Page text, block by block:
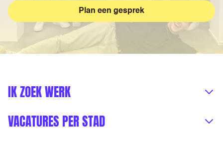
Plan een gesprek
IK ZOEK WERK
VACATURES PER STAD